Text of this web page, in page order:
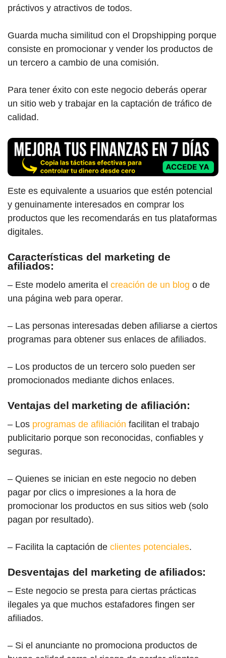
práctivos y atractivos de todos.
Guarda mucha similitud con el Dropshipping porque
consiste en promocionar y vender los productos de
un tercero a cambio de una comisión.
Para tener éxito con este negocio deberás operar
un sitio web y trabajar en la captación de tráfico de
calidad.
Este es equivalente a usuarios que estén potencial
y genuinamente interesados en comprar los
productos que les recomendarás en tus plataformas
digitales.
Características del marketing de
afiliados:
– Este modelo amerita el creación de un blog o de
una página web para operar.
– Las personas interesadas deben afiliarse a ciertos
programas para obtener sus enlaces de afiliados.
– Los productos de un tercero solo pueden ser
promocionados mediante dichos enlaces.
Ventajas del marketing de afiliación:
– Los programas de afiliación facilitan el trabajo
publicitario porque son reconocidas, confiables y
seguras.
– Quienes se inician en este negocio no deben
pagar por clics o impresiones a la hora de
promocionar los productos en sus sitios web (solo
pagan por resultado).
– Facilita la captación de clientes potenciales.
Desventajas del marketing de afiliados:
– Este negocio se presta para ciertas prácticas
ilegales ya que muchos estafadores fingen ser
afiliados.
– Si el anunciante no promociona productos de